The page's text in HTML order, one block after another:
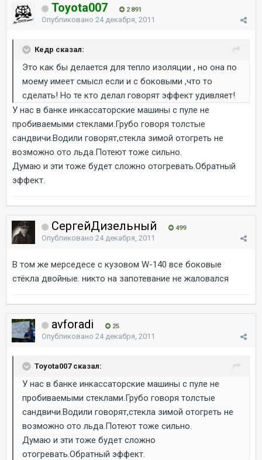
Toyota007 2 891
Опубликовано 24 декабря, 2011
Кедр сказал:
Это как бы делается для тепло изоляции , но она по
моему имеет смысл если и с боковыми ,что то
сделать! Но те кто делал говорят эффект удивляет!
У нас в банке инкассаторские машины с пуле не
пробиваемыми стеклами.Грубо говоря толстые
сандвичи.Водили говорят,стекла зимой отогреть не
возможно ото льда.Потеют тоже сильно.
Думаю и эти тоже будет сложно отогревать.Обратный
эффект.
СергейДизельный 499
Опубликовано 24 декабря, 2011
В том же мерседесе с кузовом W-140 все боковые
стёкла двойные. никто на запотевание не жаловался
avforadi 25
Опубликовано 24 декабря, 2011
Toyota007 сказал:
У нас в банке инкассаторские машины с пуле не
пробиваемыми стеклами.Грубо говоря толстые
сандвичи.Водили говорят,стекла зимой отогреть не
возможно ото льда.Потеют тоже сильно.
Думаю и эти тоже будет сложно
отогревать.Обратный эффект.